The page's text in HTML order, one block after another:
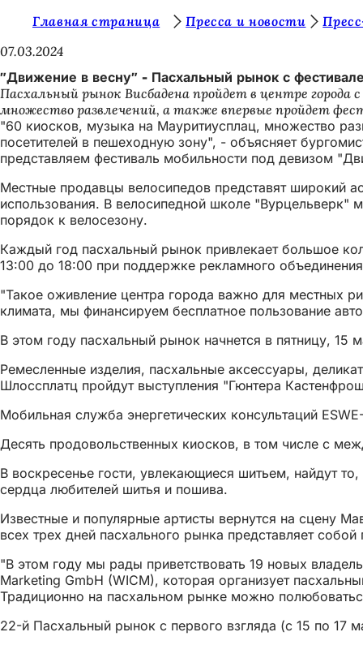
Перейти к содержимому
ы
з
д
е
с
ь
:
Главная страница Пресса и новости
07.03.2024
"Движение в весну" - Пасхальный рынок с
Пасхальный рынок Висбадена пройдет в центре города
множество развлечений, а также впервые пройдет
"60 киосков, музыка на Мауритиусплац, множество
посетителей в пешеходную зону", - объясняет
представляем фестиваль мобильности под девизом
Местные продавцы велосипедов представят широкий
использования. В велосипедной школе "Вурцельверк"
порядок к велосезону.
Каждый год пасхальный рынок привлекает большое
13:00 до 18:00 при поддержке рекламного
"Такое оживление центра города важно для местных
климата, мы финансируем бесплатное пользование
В этом году пасхальный рынок начнется в пятницу,
Ремесленные изделия, пасхальные аксессуары,
Шлоссплатц пройдут выступления "Гюнтера
Мобильная служба энергетических консультаций
Десять продовольственных киосков, в том числе с
В воскресенье гости, увлекающиеся шитьем, найдут
сердца любителей шитья и пошива.
Известные и популярные артисты вернутся на сцену
всех трех дней пасхального рынка представляет
"В этом году мы рады приветствовать 19 новых
Marketing GmbH (WICM), которая организует
Традиционно на пасхальном рынке можно
22-й Пасхальный рынок с первого взгляда (с 15 по 17